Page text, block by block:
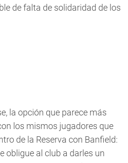
de falta de solidaridad de los
la opción que parece más
los mismos jugadores que
de la Reserva con Banfield:
obligue al club a darles un